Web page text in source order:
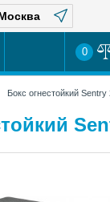
0
Бокс огнестойкий Sentry